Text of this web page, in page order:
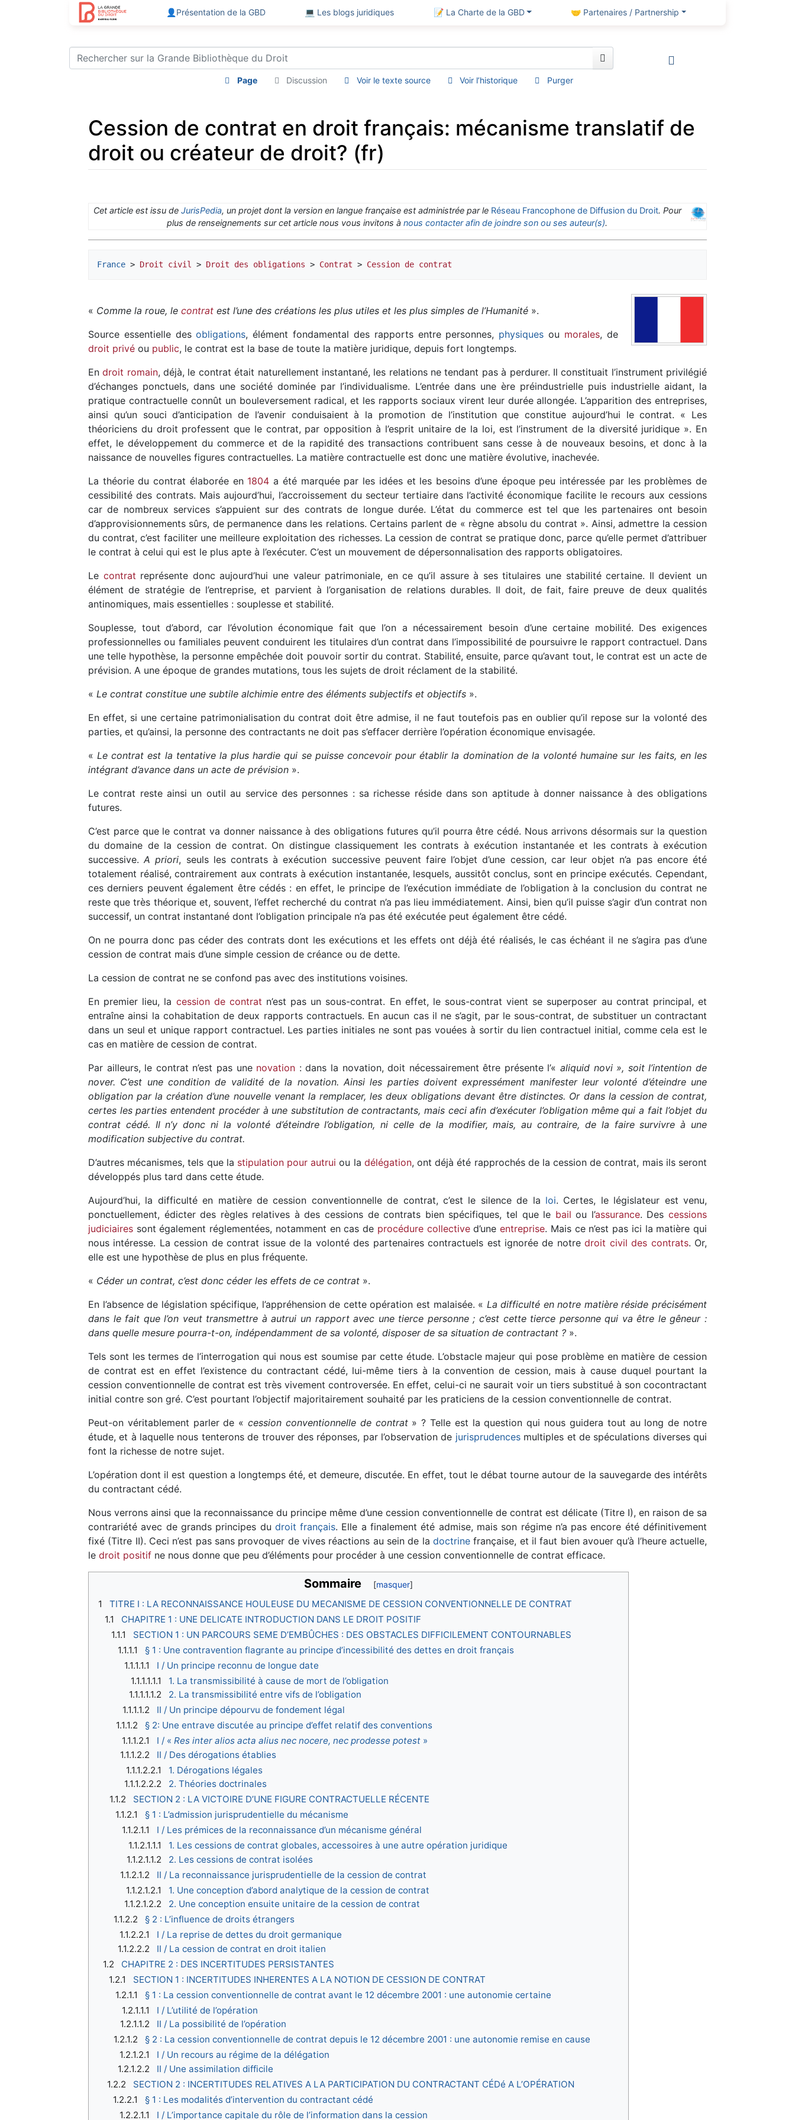
👤Présentation de la GBD 💻 Les blogs juridiques 📝 La Charte de la GBD 🤝 Partenaires / Partnership
Page Discussion Voir le texte source Voir l’historique Purger
Cession de contrat en droit français: mécanisme translatif de
droit ou créateur de droit? (fr)
Cet article est issu de JurisPedia, un projet dont la version en langue française est administrée par le Réseau Francophone de Diffusion du Droit. Pour
plus de renseignements sur cet article nous vous invitons à nous contacter afin de joindre son ou ses auteur(s).
France > Droit civil > Droit des obligations > Contrat > Cession de contrat
« Comme la roue, le contrat est l’une des créations les plus utiles et les plus simples de l’Humanité ».
Source essentielle desobligations, élément fondamental des rapports entre personnes, physiques ou morales, de
droit privé ou public, le contrat est la base de toute la matière juridique, depuis fort longtemps.
Endroit romain, déjà, le contrat était naturellement instantané, les relations ne tendant pas à perdurer. Il constituait l’instrument privilégié
d’échanges ponctuels, dans une société dominée par l’individualisme. L’entrée dans une ère préindustrielle puis industrielle aidant, la
pratique contractuelle connût un bouleversement radical, et les rapports sociaux virent leur durée allongée. L’apparition des entreprises,
ainsi qu’un souci d’anticipation de l’avenir conduisaient à la promotion de l’institution que constitue aujourd’hui le contrat. « Les
théoriciens du droit professent que le contrat, par opposition à l’esprit unitaire de la loi, est l’instrument de la diversité juridique ». En
effet, le développement du commerce et de la rapidité des transactions contribuent sans cesse à de nouveaux besoins, et donc à la
naissance de nouvelles figures contractuelles. La matière contractuelle est donc une matière évolutive, inachevée.
La théorie du contrat élaborée en 1804 a été marquée par les idées et les besoins d’une époque peu intéressée par les problèmes de
cessibilité des contrats. Mais aujourd’hui, l’accroissement du secteur tertiaire dans l’activité économique facilite le recours aux cessions
car de nombreux services s’appuient sur des contrats de longue durée. L’état du commerce est tel que les partenaires ont besoin
d’approvisionnements sûrs, de permanence dans les relations. Certains parlent de « règne absolu du contrat ». Ainsi, admettre la cession
du contrat, c’est faciliter une meilleure exploitation des richesses. La cession de contrat se pratique donc, parce qu’elle permet d’attribuer
le contrat à celui qui est le plus apte à l’exécuter. C’est un mouvement de dépersonnalisation des rapports obligatoires.
Le contrat représente donc aujourd’hui une valeur patrimoniale, en ce qu’il assure à ses titulaires une stabilité certaine. Il devient un
élément de stratégie de l’entreprise, et parvient à l’organisation de relations durables. Il doit, de fait, faire preuve de deux qualités
antinomiques, mais essentielles : souplesse et stabilité.
Souplesse, tout d’abord, car l’évolution économique fait que l’on a nécessairement besoin d’une certaine mobilité. Des exigences
professionnelles ou familiales peuvent conduirent les titulaires d’un contrat dans l’impossibilité de poursuivre le rapport contractuel. Dans
une telle hypothèse, la personne empêchée doit pouvoir sortir du contrat. Stabilité, ensuite, parce qu’avant tout, le contrat est un acte de
prévision. A une époque de grandes mutations, tous les sujets de droit réclament de la stabilité.
« Le contrat constitue une subtile alchimie entre des éléments subjectifs et objectifs ».
En effet, si une certaine patrimonialisation du contrat doit être admise, il ne faut toutefois pas en oublier qu’il repose sur la volonté des
parties, et qu’ainsi, la personne des contractants ne doit pas s’effacer derrière l’opération économique envisagée.
« Le contrat est la tentative la plus hardie qui se puisse concevoir pour établir la domination de la volonté humaine sur les faits, en les
intégrant d’avance dans un acte de prévision ».
Le contrat reste ainsi un outil au service des personnes : sa richesse réside dans son aptitude à donner naissance à des obligations
futures.
C’est parce que le contrat va donner naissance à des obligations futures qu’il pourra être cédé. Nous arrivons désormais sur la question
du domaine de la cession de contrat. On distingue classiquement les contrats à exécution instantanée et les contrats à exécution
successive.A priori, seuls les contrats à exécution successive peuvent faire l’objet d’une cession, car leur objet n’a pas encore été
totalement réalisé, contrairement aux contrats à exécution instantanée, lesquels, aussitôt conclus, sont en principe exécutés. Cependant,
ces derniers peuvent également être cédés : en effet, le principe de l’exécution immédiate de l’obligation à la conclusion du contrat ne
reste que très théorique et, souvent, l’effet recherché du contrat n’a pas lieu immédiatement. Ainsi, bien qu’il puisse s’agir d’un contrat non
successif, un contrat instantané dont l’obligation principale n’a pas été exécutée peut également être cédé.
On ne pourra donc pas céder des contrats dont les exécutions et les effets ont déjà été réalisés, le cas échéant il ne s’agira pas d’une
cession de contrat mais d’une simple cession de créance ou de dette.
La cession de contrat ne se confond pas avec des institutions voisines.
En premier lieu, la cession de contrat n’est pas un sous-contrat. En effet, le sous-contrat vient se superposer au contrat principal, et
entraîne ainsi la cohabitation de deux rapports contractuels. En aucun cas il ne s’agit, par le sous-contrat, de substituer un contractant
dans un seul et unique rapport contractuel. Les parties initiales ne sont pas vouées à sortir du lien contractuel initial, comme cela est le
cas en matière de cession de contrat.
Par ailleurs, le contrat n’est pas une novation : dans la novation, doit nécessairement être présente l’«aliquid novi », soit l’intention de
nover. C’est une condition de validité de la novation. Ainsi les parties doivent expressément manifester leur volonté d’éteindre une
obligation par la création d’une nouvelle venant la remplacer, les deux obligations devant être distinctes. Or dans la cession de contrat,
certes les parties entendent procéder à une substitution de contractants, mais ceci afin d’exécuter l’obligation même qui a fait l’objet du
contrat cédé. Il n’y donc ni la volonté d’éteindre l’obligation, ni celle de la modifier, mais, au contraire, de la faire survivre à une
modification subjective du contrat.
D’autres mécanismes, tels que la stipulation pour autrui ou la délégation, ont déjà été rapprochés de la cession de contrat, mais ils seront
développés plus tard dans cette étude.
Aujourd’hui, la difficulté en matière de cession conventionnelle de contrat, c’est le silence de la loi. Certes, le législateur est venu,
ponctuellement, édicter des règles relatives à des cessions de contrats bien spécifiques, tel que le bail ou l’assurance. Descessions
judiciaires sont également réglementées, notamment en cas de procédure collectived’uneentreprise. Mais ce n’est pas ici la matière qui
nous intéresse. La cession de contrat issue de la volonté des partenaires contractuels est ignorée de notredroit civil des contrats. Or,
elle est une hypothèse de plus en plus fréquente.
« Céder un contrat, c’est donc céder les effets de ce contrat ».
En l’absence de législation spécifique, l’appréhension de cette opération est malaisée. « La difficulté en notre matière réside précisément
dans le fait que l’on veut transmettre à autrui un rapport avec une tierce personne ; c’est cette tierce personne qui va être le gêneur :
dans quelle mesure pourra-t-on, indépendamment de sa volonté, disposer de sa situation de contractant ? ».
Tels sont les termes de l’interrogation qui nous est soumise par cette étude. L’obstacle majeur qui pose problème en matière de cession
de contrat est en effet l’existence du contractant cédé, lui-même tiers à la convention de cession, mais à cause duquel pourtant la
cession conventionnelle de contrat est très vivement controversée. En effet, celui-ci ne saurait voir un tiers substitué à son cocontractant
initial contre son gré. C’est pourtant l’objectif majoritairement souhaité par les praticiens de la cession conventionnelle de contrat.
Peut-on véritablement parler de «cession conventionnelle de contrat» ? Telle est la question qui nous guidera tout au long de notre
étude, et à laquelle nous tenterons de trouver des réponses, par l’observation de jurisprudencesmultiples et de spéculations diverses qui
font la richesse de notre sujet.
L’opération dont il est question a longtemps été, et demeure, discutée. En effet, tout le débat tourne autour de la sauvegarde des intérêts
du contractant cédé.
Nous verrons ainsi que la reconnaissance du principe même d’une cession conventionnelle de contrat est délicate (Titre I), en raison de sa
contrariété avec de grands principes du droit français. Elle a finalement été admise, mais son régime n’a pas encore été définitivement
fixé (Titre II). Ceci n’est pas sans provoquer de vives réactions au sein de la doctrine française, et il faut bien avouer qu’à l’heure actuelle,
le droit positif ne nous donne que peu d’éléments pour procéder à une cession conventionnelle de contrat efficace.
Sommaire
1
TITRE I : LA RECONNAISSANCE HOULEUSE DU MECANISME DE CESSION CONVENTIONNELLE DE CONTRAT
1.1
CHAPITRE 1 : UNE DELICATE INTRODUCTION DANS LE DROIT POSITIF
1.1.1
SECTION 1 : UN PARCOURS SEME D’EMBÛCHES : DES OBSTACLES DIFFICILEMENT CONTOURNABLES
1.1.1.1
§ 1 : Une contravention flagrante au principe d’incessibilité des dettes en droit français
1.1.1.1.1
I / Un principe reconnu de longue date
1.1.1.1.1.1
1. La transmissibilité à cause de mort de l’obligation
1.1.1.1.1.2
2. La transmissibilité entre vifs de l’obligation
1.1.1.1.2
II / Un principe dépourvu de fondement légal
1.1.1.2
§ 2: Une entrave discutée au principe d’effet relatif des conventions
1.1.1.2.1
I / « Res inter alios acta alius nec nocere, nec prodesse potest »
1.1.1.2.2
II / Des dérogations établies
1.1.1.2.2.1
1. Dérogations légales
1.1.1.2.2.2
2. Théories doctrinales
1.1.2
SECTION 2 : LA VICTOIRE D’UNE FIGURE CONTRACTUELLE RÉCENTE
1.1.2.1
§ 1 : L’admission jurisprudentielle du mécanisme
1.1.2.1.1
I / Les prémices de la reconnaissance d’un mécanisme général
1.1.2.1.1.1
1. Les cessions de contrat globales, accessoires à une autre opération juridique
1.1.2.1.1.2
2. Les cessions de contrat isolées
1.1.2.1.2
II / La reconnaissance jurisprudentielle de la cession de contrat
1.1.2.1.2.1
1. Une conception d’abord analytique de la cession de contrat
1.1.2.1.2.2
2. Une conception ensuite unitaire de la cession de contrat
1.1.2.2
§ 2 : L’influence de droits étrangers
1.1.2.2.1
I / La reprise de dettes du droit germanique
1.1.2.2.2
II / La cession de contrat en droit italien
1.2
CHAPITRE 2 : DES INCERTITUDES PERSISTANTES
1.2.1
SECTION 1 : INCERTITUDES INHERENTES A LA NOTION DE CESSION DE CONTRAT
1.2.1.1
§ 1 : La cession conventionnelle de contrat avant le 12 décembre 2001 : une autonomie certaine
1.2.1.1.1
I / L’utilité de l’opération
1.2.1.1.2
II / La possibilité de l’opération
1.2.1.2
§ 2 : La cession conventionnelle de contrat depuis le 12 décembre 2001 : une autonomie remise en cause
1.2.1.2.1
I / Un recours au régime de la délégation
1.2.1.2.2
II / Une assimilation difficile
1.2.2
SECTION 2 : INCERTITUDES RELATIVES A LA PARTICIPATION DU CONTRACTANT CÉDé A L’OPÉRATION
1.2.2.1
§ 1 : Les modalités d’intervention du contractant cédé
1.2.2.1.1
I / L’importance capitale du rôle de l’information dans la cession